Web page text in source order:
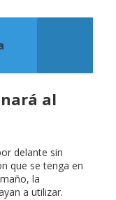
al
delante sin
que se tenga en
la
a utilizar.